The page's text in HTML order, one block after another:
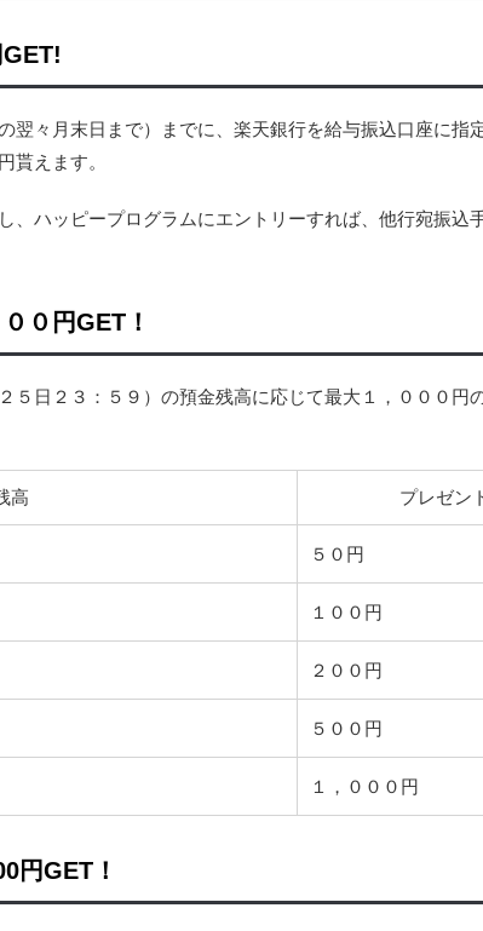
翌々月末日まで）までに、楽天銀行を給与振込口座に指
貰えます。
、ハッピープログラムにエントリーすれば、他行宛振込
０円GET！
５日２３：５９）の預金残高に応じて最大１，０００円
高 プレゼン
５０円
１００円
２００円
５００円
１，０００円
円GET！